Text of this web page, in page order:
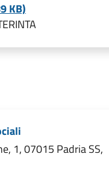
KB)
1, 07015 Padria SS,